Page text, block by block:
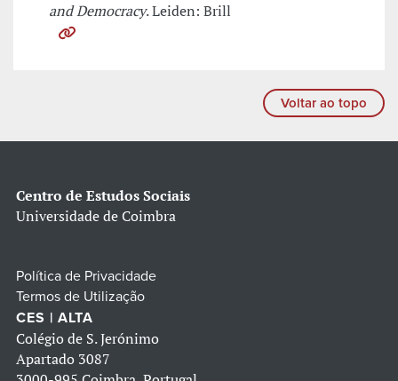
and Democracy. Leiden: Brill
Voltar ao topo
Centro de Estudos Sociais
Universidade de Coimbra
Política de Privacidade
Termos de Utilização
CES | ALTA
Colégio de S. Jerónimo
Apartado 3087